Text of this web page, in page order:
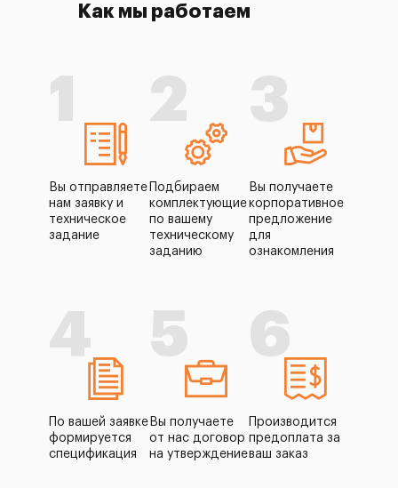
Как мы работаем
1
Вы отправляете
нам заявку и
техническое
задание
2
Подбираем
комплектующие
по вашему
техническому
заданию
3
Вы получаете
корпоративное
предложение
для
ознакомления
4
По вашей заявке
формируется
спецификация
5
Вы получаете
от нас договор
на утверждение
6
Производится
предоплата за
ваш заказ